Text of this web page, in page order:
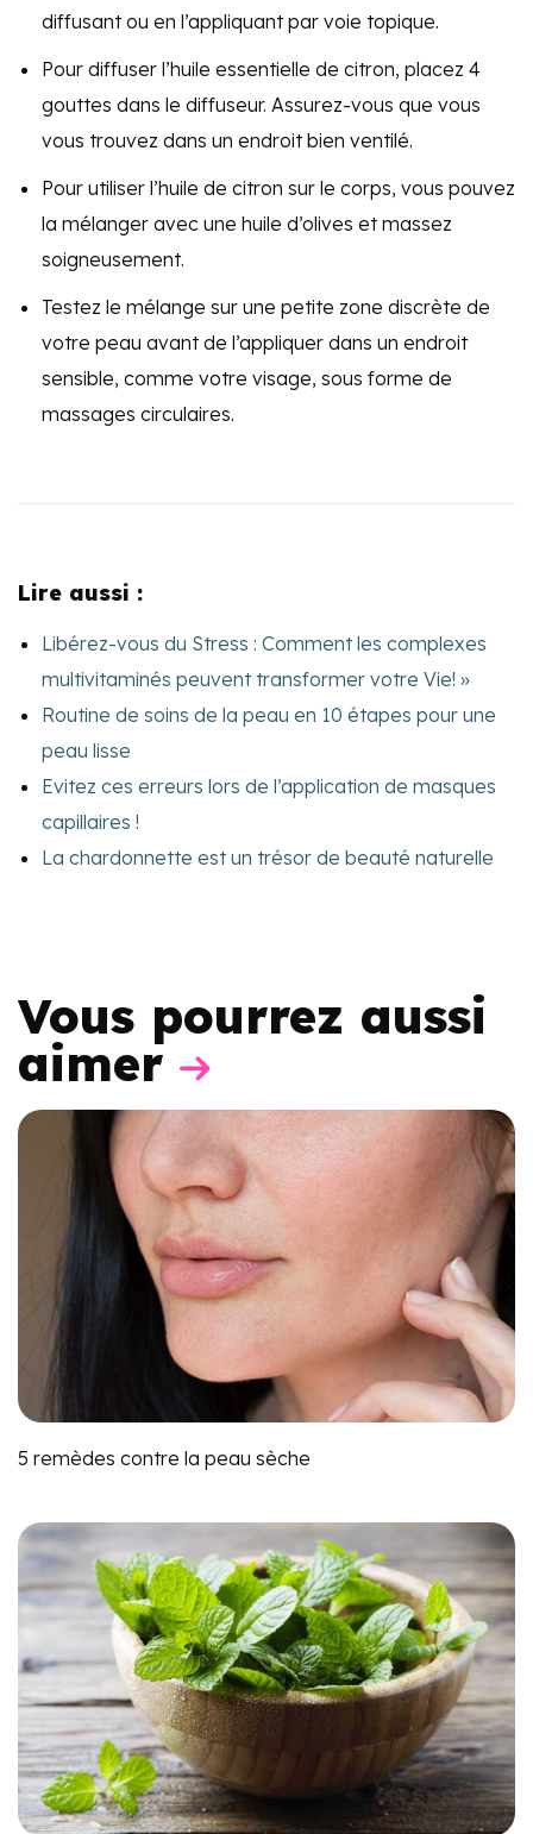
diffusant ou en l’appliquant par voie topique.
Pour diffuser l’huile essentielle de citron, placez 4
gouttes dans le diffuseur. Assurez-vous que vous
vous trouvez dans un endroit bien ventilé.
Pour utiliser l’huile de citron sur le corps, vous pouvez
la mélanger avec une huile d’olives et massez
soigneusement.
Testez le mélange sur une petite zone discrète de
votre peau avant de l’appliquer dans un endroit
sensible, comme votre visage, sous forme de
massages circulaires.
Lire aussi :
Libérez-vous du Stress : Comment les complexes
multivitaminés peuvent transformer votre Vie! »
Routine de soins de la peau en 10 étapes pour une
peau lisse
Evitez ces erreurs lors de l’application de masques
capillaires !
La chardonnette est un trésor de beauté naturelle
Vous pourrez aussi
aimer
5 remèdes contre la peau sèche